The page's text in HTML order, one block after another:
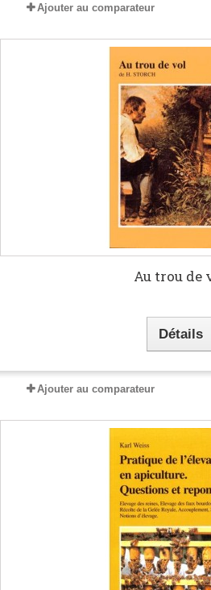
Ajouter au comparateur
Au trou de
Détails
Ajouter au comparateur